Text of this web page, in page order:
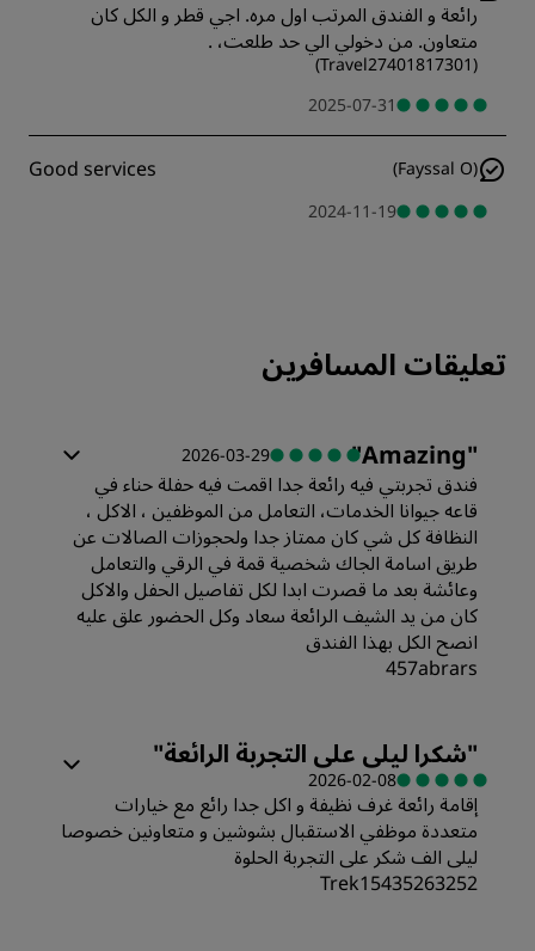
رائعة و الفندق المرتب اول مره. اجي قطر و الكل كان
متعاون. من دخولي الي حد طلعت، .
(
Travel27401817301
)
2025-07-31
Good services (Fayssal O)
2024-11-19
تعليقات المسافرين
"
Amazing
"
2026-03-29
فندق تجربتي فيه رائعة جدا اقمت فيه حفلة حناء في
قاعه جيوانا الخدمات، التعامل من الموظفين ، الاكل ،
النظافة كل شي كان ممتاز جدا ولحجوزات الصالات عن
طريق اسامة الجاك شخصية قمة في الرقي والتعامل
وعائشة بعد ما قصرت ابدا لكل تفاصيل الحفل والاكل
كان من يد الشيف الرائعة سعاد وكل الحضور علق عليه
انصح الكل بهذا الفندق
457abrars
"شكرا ليلى على التجربة الرائعة"
2026-02-08
إقامة رائعة غرف نظيفة و اكل جدا رائع مع خيارات
متعددة موظفي الاستقبال بشوشين و متعاونين خصوصا
ليلى الف شكر على التجربة الحلوة
Trek15435263252